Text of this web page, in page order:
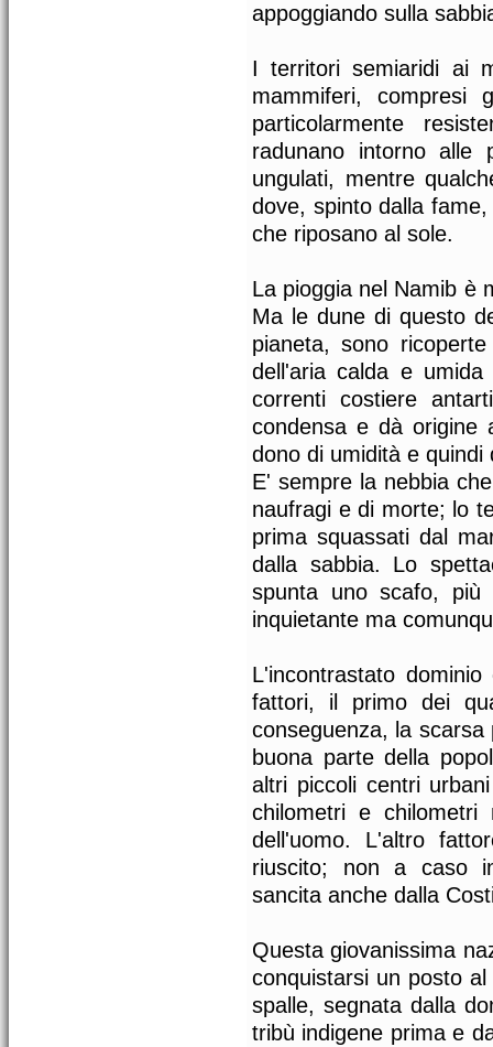
appoggiando sulla
I territori semiaridi ai
mammiferi,
particolarmente
radunano intorno alle
ungulati, mentre
dove, spinto dalla
che riposano al sole.
La pioggia nel Namib è
Ma le dune di questo
pianeta, sono
dell'aria calda e
correnti costiere
condensa e dà origine
dono di umidità e quindi
E' sempre la nebbia
naufragi e di morte; lo
prima squassati dal
dalla sabbia. Lo
spunta uno scafo,
inquietante ma
L'incontrastato
fattori, il primo dei
conseguenza, la
buona parte della
altri piccoli centri
chilometri e chilometri
dell'uomo. L'altro
riuscito; non a caso
sancita anche dalla
Questa giovanissima
conquistarsi un posto
spalle, segnata dalla
tribù indigene prima e